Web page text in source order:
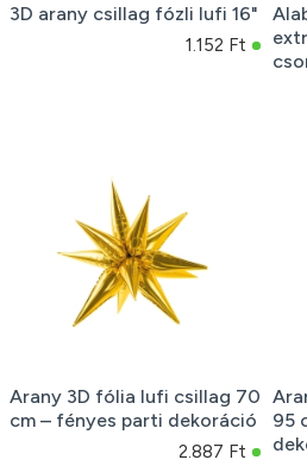
3D arany csillag fózli lufi 16"
1.152 Ft
Arany 3D fólia lufi csillag 70
cm – fényes parti dekoráció
2.887 Ft
95